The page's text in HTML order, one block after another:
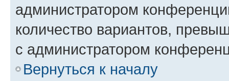
администратором
количество вариантов,
с администратором
Вернуться к началу